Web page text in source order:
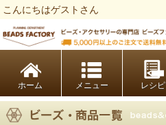
こんにちはゲストさん
ホーム レシピ